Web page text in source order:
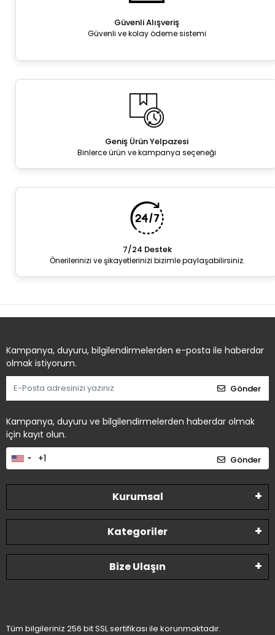
Güvenli Alışveriş
Güvenli ve kolay ödeme sistemi
Geniş Ürün Yelpazesi
Binlerce ürün ve kampanya seçeneği
7/24 Destek
Önerilerinizi ve şikayetlerinizi bizimle paylaşabilirsiniz.
Kampanya, duyuru, bilgilendirmelerden e-posta ile haberdar
olmak istiyorum.
Gönder
Kampanya, duyuru ve bilgilendirmelerden haberdar olmak
için kayıt olun.
Gönder
Kurumsal
Kategoriler
Bize Ulaşın
Tüm bilgileriniz 256 bit SSL sertifikası ile korunmaktadır.